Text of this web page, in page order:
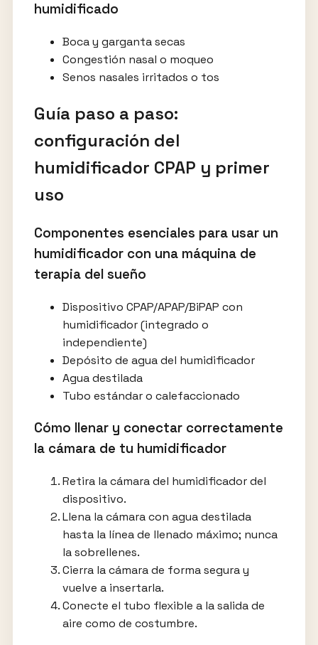
humidificado
Boca y garganta secas
Congestión nasal o moqueo
Senos nasales irritados o tos
Guía paso a paso:
configuración del
humidificador CPAP y primer
uso
Componentes esenciales para usar un
humidificador con una máquina de
terapia del sueño
Dispositivo CPAP/APAP/BiPAP con
humidificador (integrado o
independiente)
Depósito de agua del humidificador
Agua destilada
Tubo estándar o calefaccionado
Cómo llenar y conectar correctamente
la cámara de tu humidificador
Retira la cámara del humidificador del
dispositivo.
Llena la cámara con agua destilada
hasta la línea de llenado máximo; nunca
la sobrellenes.
Cierra la cámara de forma segura y
vuelve a insertarla.
Conecte el tubo flexible a la salida de
aire como de costumbre.